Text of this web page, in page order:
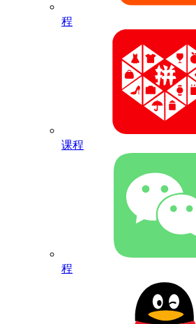
程
课程
程